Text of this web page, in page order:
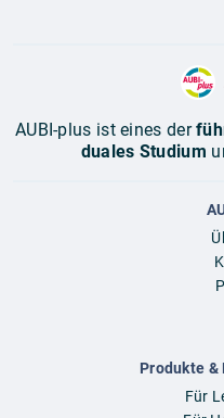
AUBI-plus ist eines der
duales Studium
Produkte
Für